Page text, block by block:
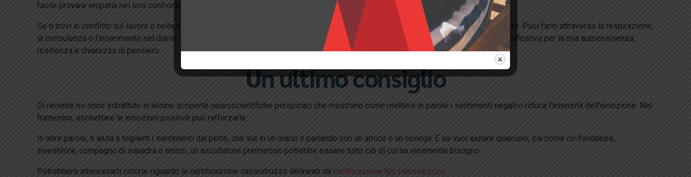
facile provare empatia nei loro confronti, il che può attenuare il conflitto”.
Se ti trovi in ​​conflitto sul lavoro o nella tua vita personale, vale la pena dedicare del tempo a elaborare le tue emozioni a tuo piacimento. Puoi farlo attraverso la respirazione,
la consulenza o l’inserimento nel diario. Ogni mattina scrivo per 15 minuti, iniziando con le parole “Mi sento . . .” Fa una differenza significativa per la mia autocoscienza,
resilienza e chiarezza di pensiero.
Un ultimo consiglio
Di recente mi sono imbattuto in alcune scoperte neuroscientifiche perspicaci che mostrano come mettere in parole i sentimenti negativi riduca l’intensità dell’emozione. Nel
frattempo, etichettare le emozioni positive può rafforzarle.
In altre parole, ti aiuta a toglierti i sentimenti dal petto, che sia in un diario o parlando con un amico o un collega. E se vuoi aiutare qualcuno, sia come co-fondatore,
investitore, compagno di squadra o amico, un ascoltatore premuroso potrebbe essere tutto ciò di cui ha veramente bisogno.
Potrebbero interessarti notizie riguardo la certificazione calcestruzzo delineati da certificazione fpc calcestruzzo